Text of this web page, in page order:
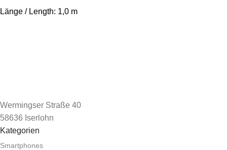
Länge / Length: 1,0 m
Wermingser Straße 40
58636 Iserlohn
Kategorien
Smartphones